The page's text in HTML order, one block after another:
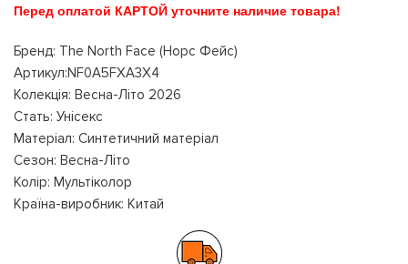
Перед оплатой КАРТОЙ уточните наличие товара!
Бренд: The North Face (Норс Фейс)
Артикул:NF0A5FXA3X4
Колекція: Весна-Літо 2026
Стать: Унісекс
Матеріал: Синтетичний матеріал
Сезон: Весна-Літо
Колір: Мультіколор
Країна-виробник: Китай